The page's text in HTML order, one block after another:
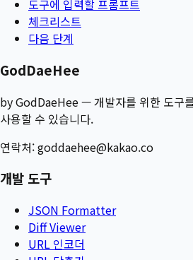
도구에 입력할 프롬프트
체크리스트
다음 단계
GodDaeHee
by GodDaeHee — 개발자를 위한 도구
사용할 수 있습니다.
연락처:goddaehee@kakao.co
개발 도구
JSON Formatter
Diff Viewer
URL 인코더